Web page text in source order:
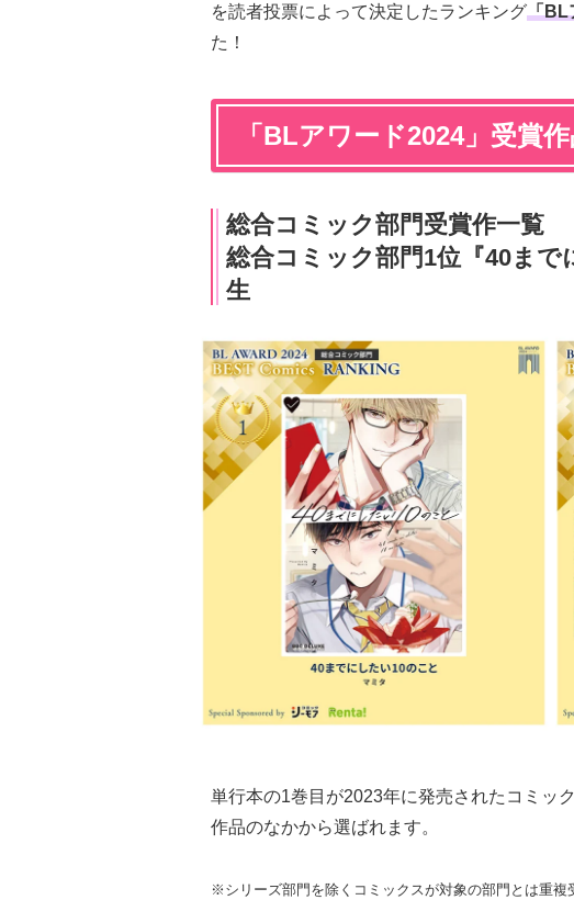
を読者投票によって決定したランキング「BL
た！
「BLアワード2024」受賞
総合コミック部門受賞作一覧
総合コミック部門1位『40ま
生
単行本の1巻目が2023年に発売されたコミッ
作品のなかから選ばれます。
※シリーズ部門を除くコミックスが対象の部門とは重複